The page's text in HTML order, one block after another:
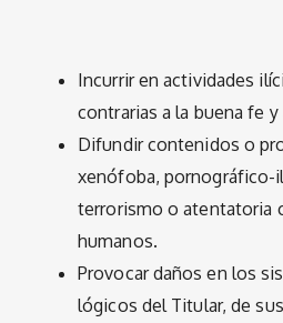
Incurrir en actividades
contrarias a la buena fe
Difundir contenidos o
xenófoba, pornográfico-
terrorismo o atentatoria
humanos.
Provocar daños en los
lógicos del Titular, de